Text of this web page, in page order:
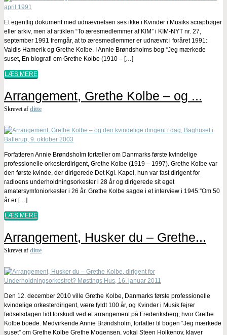
Et egentlig dokument med udnævnelsen ses ikke i Kvinder i Musiks scrapbøger
eller arkiv, men af artiklen “To æresmedlemmer af KIM” i KIM-NYT nr. 27,
september 1991 fremgår, at to æresmedlemmer er udnævnt i foråret 1991:
Valdis Hamerik og Grethe Kolbe. I Annie Brøndsholms bog “Jeg mærkede
suset, En biografi om Grethe Kolbe (1910 – […]
LÆS MERE
Arrangement, Grethe Kolbe – og ...
Skrevet af ditte
Forfatteren Annie Brøndsholm fortæller om Danmarks første kvindelige
professionelle orkesterdirigent, Grethe Kolbe (1919 – 1997). Grethe Kolbe var
den første kvinde, der dirigerede Det Kgl. Kapel, hun var fast dirigent for
radioens underholdningsorkester i 28 år og dirigerede sit eget
amatørsymfoniorkester i 26 år. Grethe Kolbe sagde i et interview i 1945:”Om 50
år er […]
LÆS MERE
Arrangement, Husker du – Grethe...
Skrevet af ditte
Den 12. december 2010 ville Grethe Kolbe, Danmarks første professionelle
kvindelige orkesterdirigent, være fyldt 100 år, og Kvinder i Musik fejrer
fødselsdagen lidt forskudt ved et arrangement på Frederiksberg, hvor Grethe
Kolbe boede. Medvirkende Annie Brøndsholm, forfatter til bogen “Jeg mærkede
suset” om Grethe Kolbe Grethe Mogensen, vokal Steen Holkenov, klaver